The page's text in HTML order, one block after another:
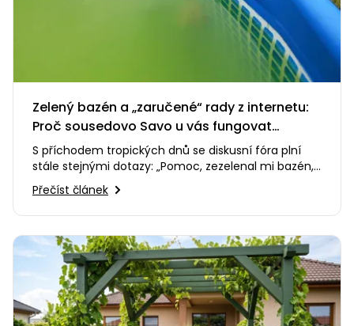
Zelený bazén a „zaručené“ rady z internetu:
Proč sousedovo Savo u vás fungovat
nebude?
S příchodem tropických dnů se diskusní fóra plní
stále stejnými dotazy: „Pomoc, zezelenal mi bazén,
co s tím?“
Přečíst článek